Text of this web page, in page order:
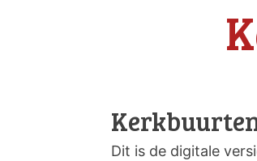
Dit is de digitale